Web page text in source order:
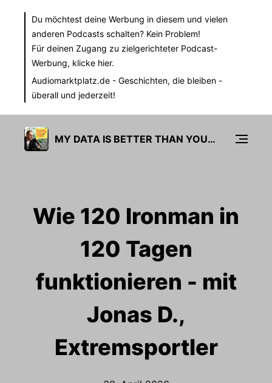
Du möchtest deine Werbung in diesem und vielen
anderen Podcasts schalten? Kein Problem!
Für deinen Zugang zu zielgerichteter Podcast-
Werbung, klicke hier.
Audiomarktplatz.de - Geschichten, die bleiben -
überall und jederzeit!
MY DATA IS BETTER THAN YOURS
Wie 120 Ironman in
120 Tagen
funktionieren - mit
Jonas D.,
Extremsportler